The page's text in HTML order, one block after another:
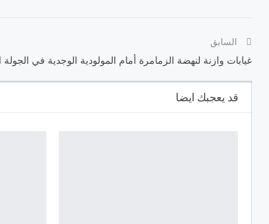
السابق
غيابات وازنة لنهضة الزمامرة أمام المولودية الوجدية في الجولة
قد يعجبك ايضا